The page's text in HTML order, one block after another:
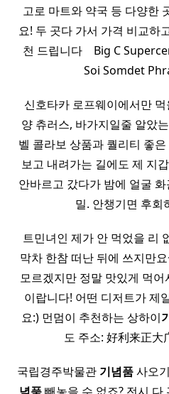
고로 마트와 약국 등 다양한
요! 두 곳다 가서 가격 비교하
천 드립니다 ​ ​ ​ Big C
Soi Somdet
신호타카 로프웨이에서만
양 츄러스, 바가지일줄 알았
벨 콜라보 상품과 퀄리티 좋은
보고 내려가는 길에도 제 지
안바르고 갔다가 밤에 얼굴
밀. 안챙기면 후
트민녀인 제가 안 먹었을 리
막차 한참 떠난 뒤에 쓰지만
모르겠지만 정말 맛있게 먹어
이랍니다! 어떤 디저트가 제
요:) 먼멈이 추천하는 상하이
도 주소: 好利来正
국립경주박물관 기념품사오